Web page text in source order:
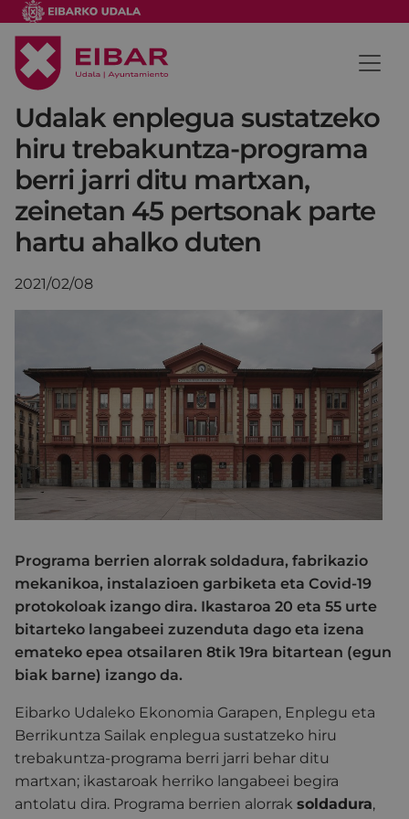
Udalak enplegua sustatzeko
hiru trebakuntza-programa
berri jarri ditu martxan,
zeinetan 45 pertsonak parte
hartu ahalko duten
2021/02/08
Programa berrien alorrak soldadura, fabrikazio
mekanikoa, instalazioen garbiketa eta Covid-19
protokoloak izango dira. Ikastaroa 20 eta 55 urte
bitarteko langabeei zuzenduta dago eta izena
emateko epea otsailaren 8tik 19ra bitartean (egun
biak barne) izango da.
Eibarko Udaleko Ekonomia Garapen, Enplegu eta
Berrikuntza Sailak enplegua sustatzeko hiru
trebakuntza-programa berri jarri behar ditu
martxan; ikastaroak herriko langabeei begira
antolatu dira. Programa berrien alorrak soldadura,